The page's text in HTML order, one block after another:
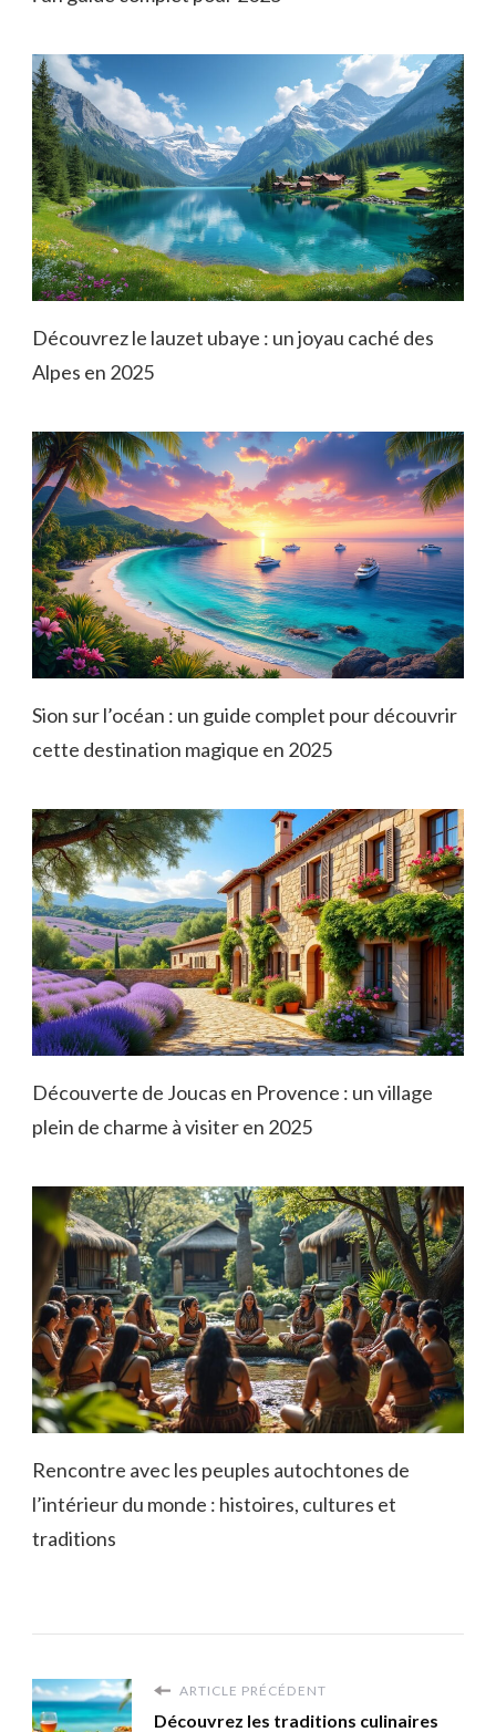
Découvrez le lauzet ubaye : un joyau caché des
Alpes en 2025
Sion sur l’océan : un guide complet pour découvrir
cette destination magique en 2025
Découverte de Joucas en Provence : un village
plein de charme à visiter en 2025
Rencontre avec les peuples autochtones de
l’intérieur du monde : histoires, cultures et
traditions
ARTICLE PRÉCÉDENT
Découvrez les traditions culinaires